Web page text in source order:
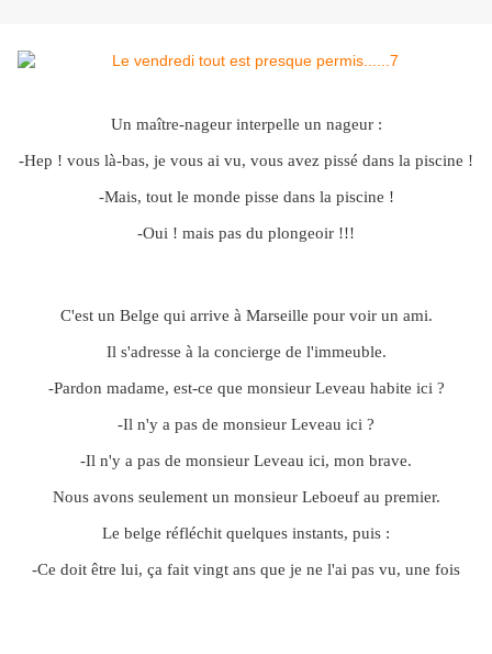
Un maître-nageur interpelle un nageur :
-Hep ! vous là-bas, je vous ai vu, vous avez pissé dans la piscine !
-Mais, tout le monde pisse dans la piscine !
-Oui ! mais pas du plongeoir !!!
C'est un Belge qui arrive à Marseille pour voir un ami.
Il s'adresse à la concierge de l'immeuble.
-Pardon madame, est-ce que monsieur Leveau habite ici ?
-Il n'y a pas de monsieur Leveau ici ?
-Il n'y a pas de monsieur Leveau ici, mon brave.
Nous avons seulement un monsieur Leboeuf au premier.
Le belge réfléchit quelques instants, puis :
-Ce doit être lui, ça fait vingt ans que je ne l'ai pas vu, une fois